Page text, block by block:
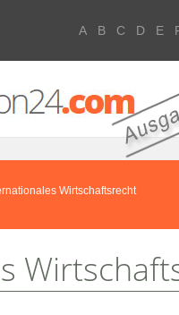
A B C D E
Wirtschaftsrecht